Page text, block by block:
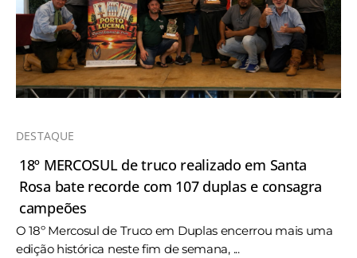
DESTAQUE
18º MERCOSUL de truco realizado em Santa
Rosa bate recorde com 107 duplas e consagra
campeões
O 18º Mercosul de Truco em Duplas encerrou mais uma
edição histórica neste fim de semana, ...